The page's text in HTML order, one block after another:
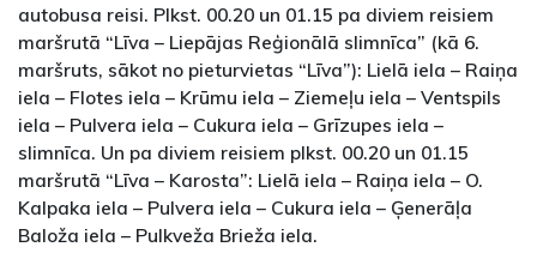
autobusa reisi. Plkst. 00.20 un 01.15 pa diviem reisiem
maršrutā “Līva – Liepājas Reģionālā slimnīca” (kā 6.
maršruts, sākot no pieturvietas “Līva”): Lielā iela – Raiņa
iela – Flotes iela – Krūmu iela – Ziemeļu iela – Ventspils
iela – Pulvera iela – Cukura iela – Grīzupes iela –
slimnīca. Un pa diviem reisiem plkst. 00.20 un 01.15
maršrutā “Līva – Karosta”: Lielā iela – Raiņa iela – O.
Kalpaka iela – Pulvera iela – Cukura iela – Ģenerāļa
Baloža iela – Pulkveža Brieža iela.